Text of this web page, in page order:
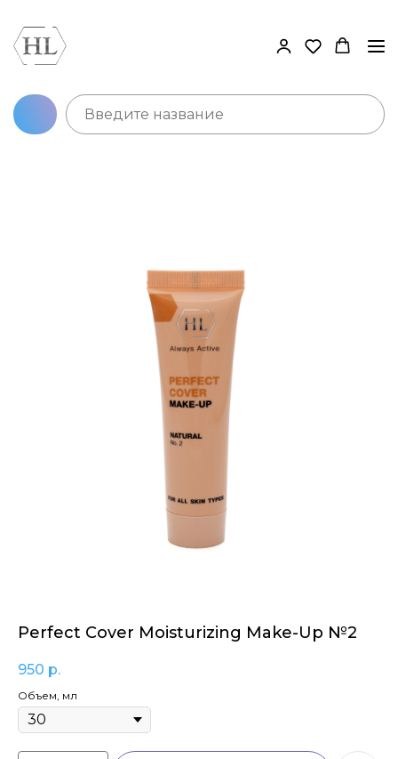
Perfect Cover Moisturizing Make-Up №2
950 р.
Объем, мл